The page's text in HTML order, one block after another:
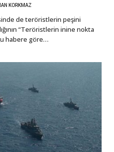
KORKMAZ
de teröristlerin peşini
“Teröristlerin inine nokta
habere göre…